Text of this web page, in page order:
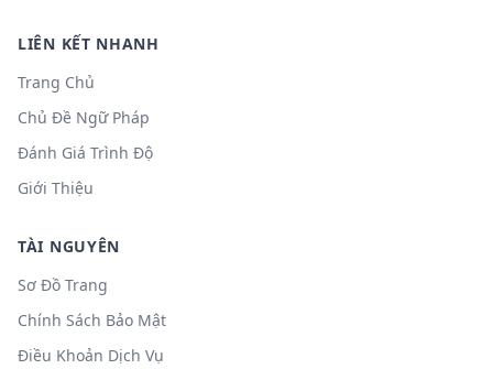
LIÊN KẾT NHANH
Trang Chủ
Chủ Đề Ngữ Pháp
Đánh Giá Trình Độ
Giới Thiệu
TÀI NGUYÊN
Sơ Đồ Trang
Chính Sách Bảo Mật
Điều Khoản Dịch Vụ